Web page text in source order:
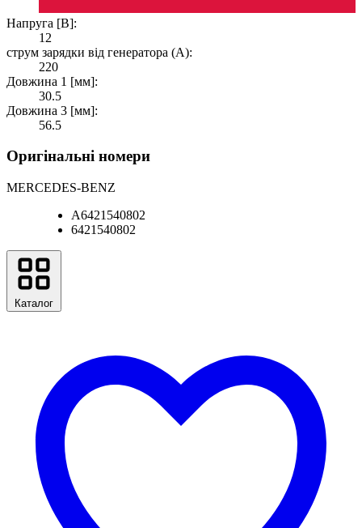
Напруга [В]:
12
струм зарядки від генератора (А):
220
Довжина 1 [мм]:
30.5
Довжина 3 [мм]:
56.5
Оригінальні номери
MERCEDES-BENZ
A6421540802
6421540802
Каталог